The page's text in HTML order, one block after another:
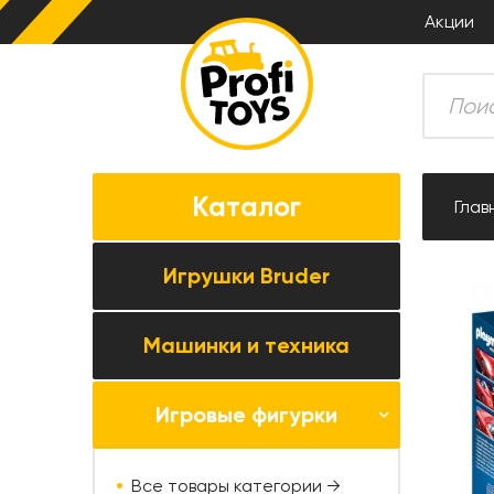
Акции
Каталог
Игрушки Bruder
Все товары категории →
Комбайны
Тракторы
Машинки и техника
Все товары категории →
Игровые фигурки
Все товары категории →